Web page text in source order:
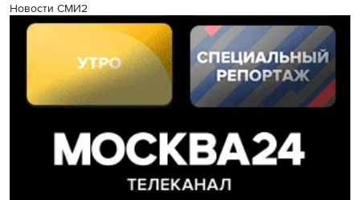
Новости СМИ2